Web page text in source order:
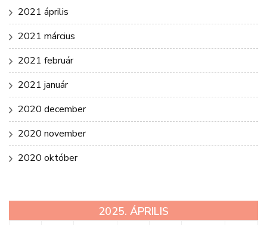
2021 április
2021 március
2021 február
2021 január
2020 december
2020 november
2020 október
2025. ÁPRILIS